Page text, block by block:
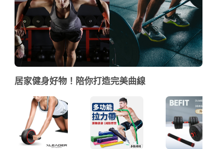
居家健身好物！陪你打造完美曲線